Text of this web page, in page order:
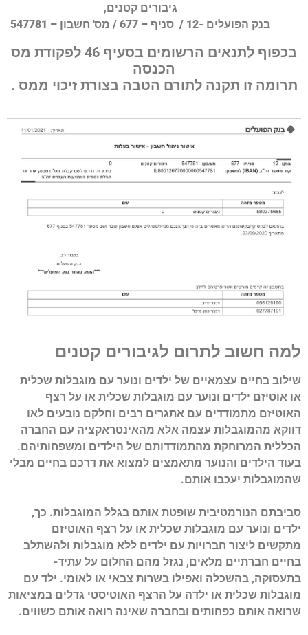
גיבורים קטנים,
בנק הפועלים -12 / סניף – 677 / מס' חשבון – 547781
בכפוף לתנאים הרשומים בסעיף 46 לפקודת מס
הכנסה
תרומה זו תקנה לתורם הטבה בצורת זיכוי ממס .
למה חשוב לתרום לגיבורים קטנים
שילוב בחיים עצמאיים של ילדים ונוער עם מוגבלות שכלית
או אוטיזם ילדים ונוער עם מוגבלות שכלית או על רצף
האוטיזם מתמודדים עם אתגרים רבים וחלקם נובעים לאו
דווקא מהמוגבלות עצמה אלא מהאינטראקציה עם החברה
הכללית המרוחקת מהתמודדותם של הילדים ומשפחותיהם.
בעוד הילדים והנוער מתאמצים למצוא את דרכם בחיים מבלי
שהמוגבלות יעכבו אותם.
סביבתם הנורמטיבית שופטת אותם בגלל המוגבלות. כך,
ילדים ונוער עם מוגבלות שכלית או על רצף האוטיזם
מתקשים ליצור חברויות עם ילדים ללא מוגבלות ולהשתלב
בחיים חברתיים מלאים, נגזל מהם החלום על עתיד-
בתעסוקה, בהשכלה ואפילו בשרות צבאי או לאומי. ילד עם
מוגבלות שכלית או ילדה על הרצף האוטיסטי גדלים במציאות
שרואה אותם כפחותים ובחברה שאינה רואה אותם כשווים.